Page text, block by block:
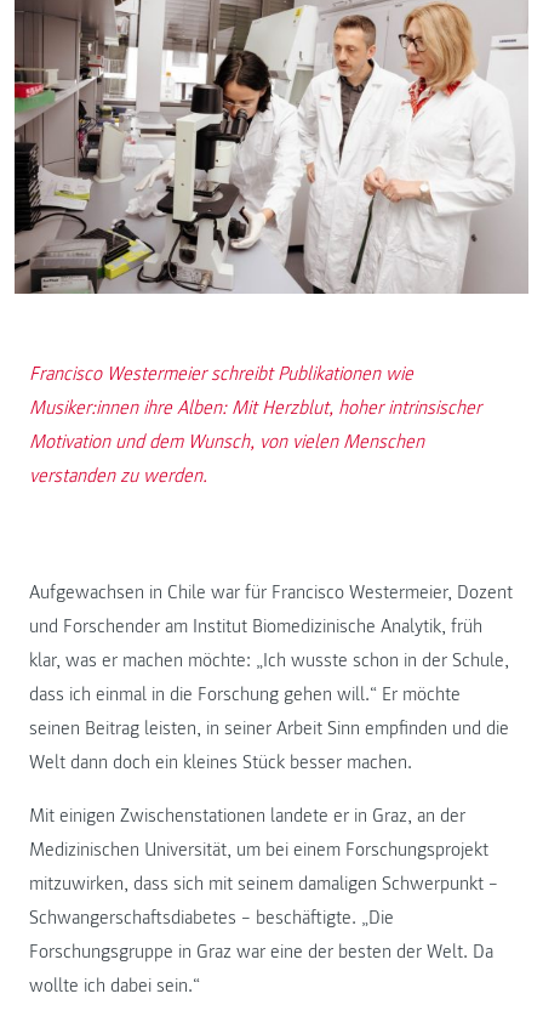
Francisco Westermeier schreibt Publikationen wie
Musiker:innen ihre Alben: Mit Herzblut, hoher intrinsischer
Motivation und dem Wunsch, von vielen Menschen
verstanden zu werden.
Aufgewachsen in Chile war für Francisco Westermeier, Dozent
und Forschender am Institut Biomedizinische Analytik, früh
klar, was er machen möchte: „Ich wusste schon in der Schule,
dass ich einmal in die Forschung gehen will.“ Er möchte
seinen Beitrag leisten, in seiner Arbeit Sinn empfinden und die
Welt dann doch ein kleines Stück besser machen.
Mit einigen Zwischenstationen landete er in Graz, an der
Medizinischen Universität, um bei einem Forschungsprojekt
mitzuwirken, dass sich mit seinem damaligen Schwerpunkt –
Schwangerschaftsdiabetes – beschäftigte. „Die
Forschungsgruppe in Graz war eine der besten der Welt. Da
wollte ich dabei sein.“